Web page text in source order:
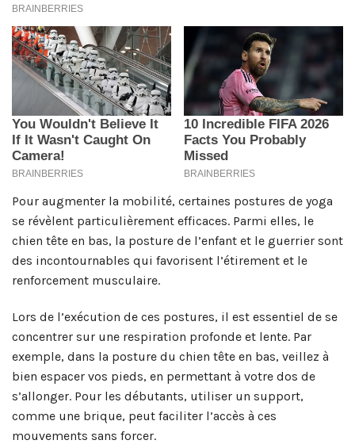
Pour augmenter la mobilité, certaines postures de yoga
se révèlent particulièrement efficaces. Parmi elles, le
chien tête en bas, la posture de l’enfant et le guerrier sont
des incontournables qui favorisent l’étirement et le
renforcement musculaire.
Lors de l’exécution de ces postures, il est essentiel de se
concentrer sur une respiration profonde et lente. Par
exemple, dans la posture du chien tête en bas, veillez à
bien espacer vos pieds, en permettant à votre dos de
s’allonger. Pour les débutants, utiliser un support,
comme une brique, peut faciliter l’accès à ces
mouvements sans forcer.